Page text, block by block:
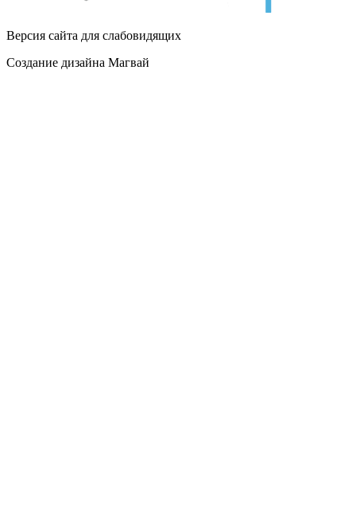
Версия сайта для слабовидящих
Создание дизайна Магвай